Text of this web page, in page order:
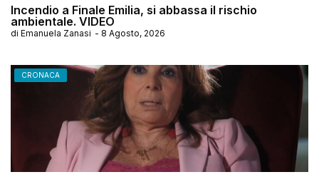
Incendio a Finale Emilia, si abbassa il rischio
ambientale. VIDEO
di Emanuela Zanasi - 8 Agosto, 2026
CRONACA